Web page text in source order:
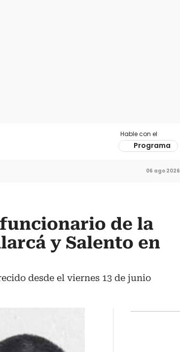
Hable con el
Programa
06 ago 2026
de la
y Salento en
desde el viernes 13 de junio